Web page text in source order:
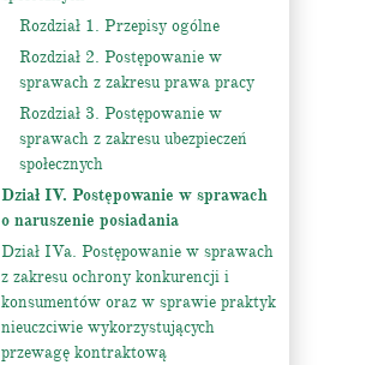
Rozdział 1. Przepisy ogólne
Rozdział 2. Postępowanie w
sprawach z zakresu prawa pracy
Rozdział 3. Postępowanie w
sprawach z zakresu ubezpieczeń
społecznych
Dział IV. Postępowanie w sprawach
o naruszenie posiadania
Dział IVa. Postępowanie w sprawach
z zakresu ochrony konkurencji i
konsumentów oraz w sprawie praktyk
nieuczciwie wykorzystujących
przewagę kontraktową